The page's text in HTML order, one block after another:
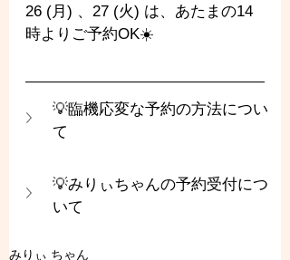
26 (月) 、27 (火) は、あたまの14
時よりご予約OK☀️
💡臨機応変な予約の方法につい
て
💡みりぃちゃんの予約受付につ
いて
みりぃ ちゃん